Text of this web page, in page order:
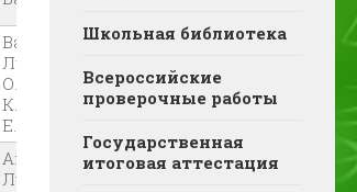
Валетова Ф.Р.,
Луцевич
О.М.Васильева
К.С., Аненкова
Е.В.
Анненкова Е.В,
Луцевич О.М.
Школьная библиотека
Всероссийские
проверочные работы
Государственная
итоговая аттестация